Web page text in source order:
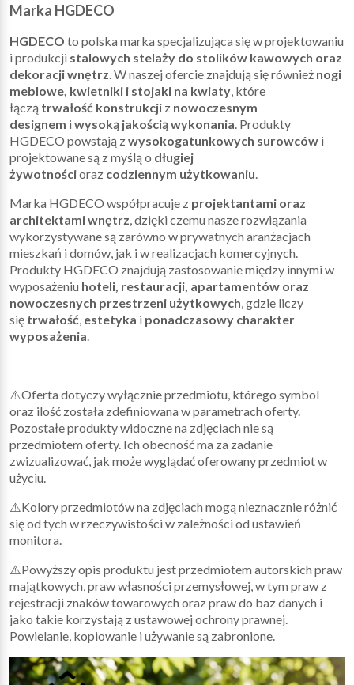
Marka HGDECO
HGDECO to polska marka specjalizująca się w projektowaniu
i produkcji stalowych stelaży do stolików kawowych oraz
dekoracji wnętrz. W naszej ofercie znajdują się również nogi
meblowe, kwietniki i stojaki na kwiaty, które
łączą trwałość konstrukcji z nowoczesnym
designem i wysoką jakością wykonania. Produkty
HGDECO powstają zwysokogatunkowych surowców i
projektowane są z myślą o długiej
żywotnościoraz codziennym użytkowaniu.
Marka HGDECO współpracuje z projektantami oraz
architektami wnętrz, dzięki czemu nasze rozwiązania
wykorzystywane są zarówno w prywatnych aranżacjach
mieszkań i domów, jak i w realizacjach komercyjnych.
Produkty HGDECO znajdują zastosowanie między innymi w
wyposażeniu hoteli, restauracji, apartamentów oraz
nowoczesnych przestrzeni użytkowych, gdzie liczy
się trwałość, estetyka i ponadczasowy charakter
wyposażenia.
⚠️Oferta dotyczy wyłącznie przedmiotu, którego symbol
oraz ilość została zdefiniowana w parametrach oferty.
Pozostałe produkty widoczne na zdjęciach nie są
przedmiotem oferty. Ich obecność ma za zadanie
zwizualizować, jak może wyglądać oferowany przedmiot w
użyciu.
⚠️Kolory przedmiotów na zdjęciach mogą nieznacznie różnić
się od tych w rzeczywistości w zależności od ustawień
monitora.
⚠️Powyższy opis produktu jest przedmiotem autorskich praw
majątkowych, praw własności przemysłowej, w tym praw z
rejestracji znaków towarowych oraz praw do baz danych i
jako takie korzystają z ustawowej ochrony prawnej.
Powielanie, kopiowanie i używanie są zabronione.